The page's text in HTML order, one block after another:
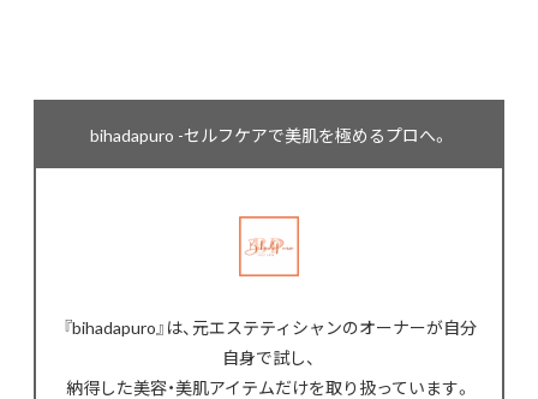
bihadapuro -セルフケアで美肌を極めるプロへ。
『bihadapuro』は、元エステティシャンのオーナーが自分
自身で試し、
納得した美容・美肌アイテムだけを取り扱っています。